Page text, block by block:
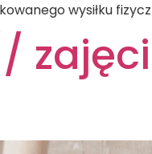
wysiłku